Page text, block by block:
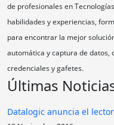
Soluciones en Sistemas de
Mexicana enfocada en brindar
con la mejor relación costo/
de profesionales en
habilidades y experiencias,
para encontrar la mejor
credenciales y gafetes.